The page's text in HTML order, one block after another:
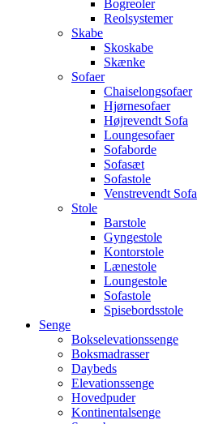
Bogreoler
Reolsystemer
Skabe
Skoskabe
Skænke
Sofaer
Chaiselongsofaer
Hjørnesofaer
Højrevendt Sofa
Loungesofaer
Sofaborde
Sofasæt
Sofastole
Venstrevendt Sofa
Stole
Barstole
Gyngestole
Kontorstole
Lænestole
Loungestole
Sofastole
Spisebordsstole
Senge
Bokselevationssenge
Boksmadrasser
Daybeds
Elevationssenge
Hovedpuder
Kontinentalsenge